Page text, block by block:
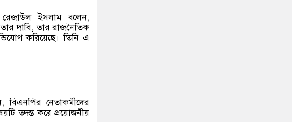
ইসলাম বলেন,
দাবি, তার রাজনৈতিক
করিয়েছে। তিনি এ
নেতাকর্মীদের
তদন্ত করে প্রয়োজনীয়